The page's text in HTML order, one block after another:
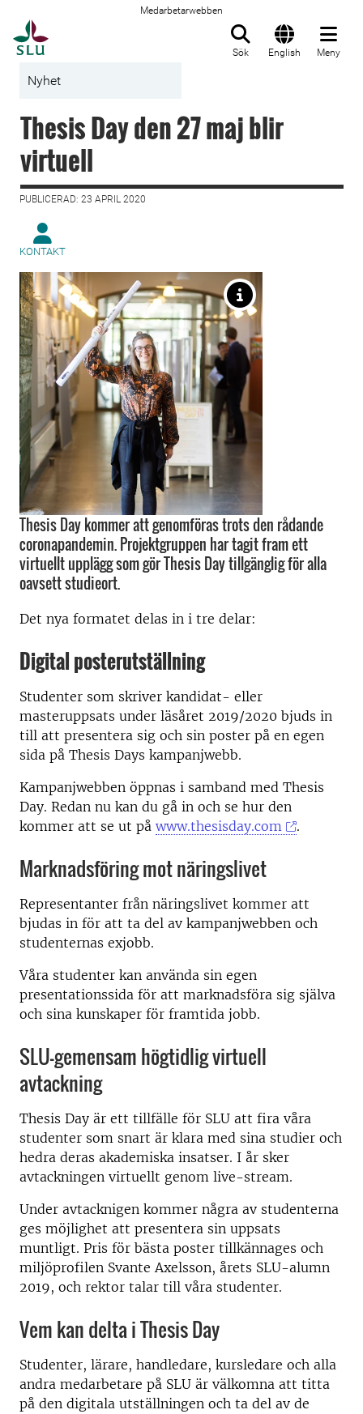
Medarbetarwebben
Sök English Meny
Nyhet
Thesis Day den 27 maj blir
virtuell
PUBLICERAD: 23 APRIL 2020
KONTAKT
Thesis Day kommer att genomföras trots den rådande
coronapandemin. Projektgruppen har tagit fram ett
virtuellt upplägg som gör Thesis Day tillgänglig för alla
oavsett studieort.
Det nya formatet delas in i tre delar:
Digital posterutställning
Studenter som skriver kandidat- eller
masteruppsats under läsåret 2019/2020 bjuds in
till att presentera sig och sin poster på en egen
sida på Thesis Days kampanjwebb.
Kampanjwebben öppnas i samband med Thesis
Day. Redan nu kan du gå in och se hur den
kommer att se ut på www.thesisday.com .
Marknadsföring mot näringslivet
Representanter från näringslivet kommer att
bjudas in för att ta del av kampanjwebben och
studenternas exjobb.
Våra studenter kan använda sin egen
presentationssida för att marknadsföra sig själva
och sina kunskaper för framtida jobb.
SLU-gemensam högtidlig virtuell
avtackning
Thesis Day är ett tillfälle för SLU att fira våra
studenter som snart är klara med sina studier och
hedra deras akademiska insatser. I år sker
avtackningen virtuellt genom live-stream.
Under avtacknigen kommer några av studenterna
ges möjlighet att presentera sin uppsats
muntligt. Pris för bästa poster tillkännages och
miljöprofilen Svante Axelsson, årets SLU-alumn
2019, och rektor talar till våra studenter.
Vem kan delta i Thesis Day
Studenter, lärare, handledare, kursledare och alla
andra medarbetare på SLU är välkomna att titta
på den digitala utställningen och ta del av de